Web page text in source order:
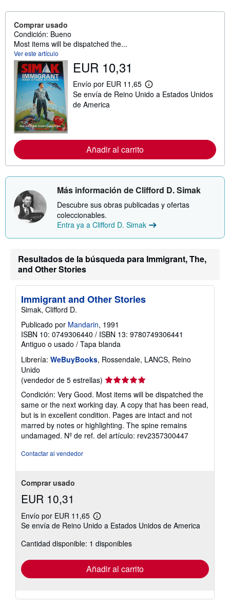
Comprar usado
Condición: Bueno
Most items will be dispatched the...
Ver este artículo
EUR 10,31
Envío por EUR 11,65
M
á
r
c
n
s
o
e
t
f
n
o
Se envía de Reino Unido a Estados Unidos
de America
Añadir al carrito
Más información de Clifford D. Simak
Descubre sus obras publicadas y ofertas
coleccionables.
Entra ya a Clifford D. Simak
Resultados de la búsqueda para Immigrant, The,
and Other Stories
Immigrant and Other Stories
Simak, Clifford D.
Publicado por Mandarin, 1991
ISBN 10: 0749306440 / ISBN 13: 9780749306441
Antiguo o usado / Tapa blanda
Librería: WeBuyBooks, Rossendale, LANCS, Reino
Unido
(vendedor de 5 estrellas) Calificación
del
vendedor:
5
de
5
estrellas
Condición: Very Good. Most items will be dispatched the
same or the next working day. A copy that has been read,
but is in excellent condition. Pages are intact and not
marred by notes or highlighting. The spine remains
undamaged. Nº de ref. del artículo: rev2357300447
Contactar al vendedor
Comprar usado
EUR 10,31
Envío por EUR 11,65
Más
información
las
tarifas
envío
Se envía de Reino Unido a Estados Unidos de America
Cantidad disponible: 1 disponibles
Añadir al carrito